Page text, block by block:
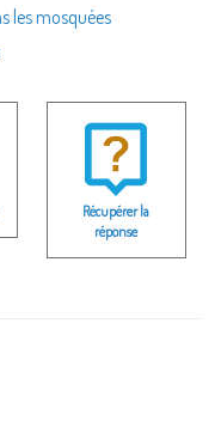
les mosquées
Récupérer la
réponse